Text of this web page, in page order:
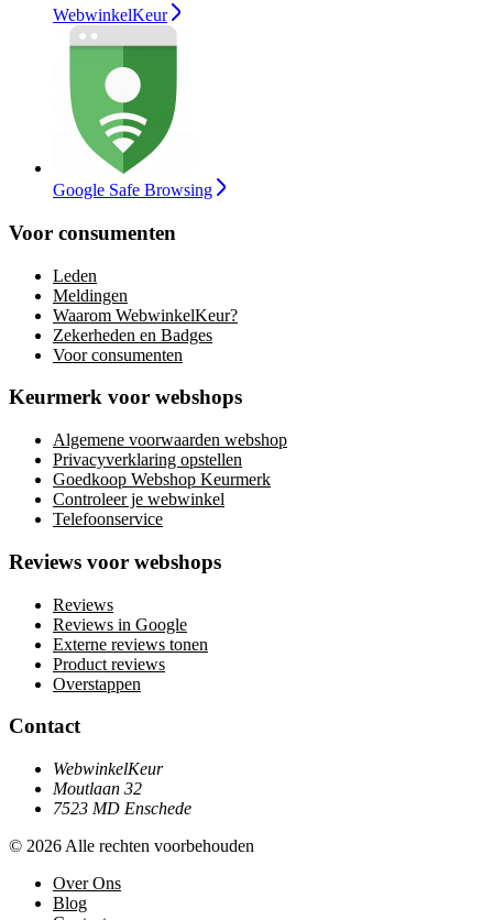
WebwinkelKeur
Google Safe Browsing
Voor consumenten
Leden
Meldingen
Waarom WebwinkelKeur?
Zekerheden en Badges
Voor consumenten
Keurmerk voor webshops
Algemene voorwaarden webshop
Privacyverklaring opstellen
Goedkoop Webshop Keurmerk
Controleer je webwinkel
Telefoonservice
Reviews voor webshops
Reviews
Reviews in Google
Externe reviews tonen
Product reviews
Overstappen
Contact
WebwinkelKeur
Moutlaan 32
7523 MD Enschede
© 2026 Alle rechten voorbehouden
Over Ons
Blog